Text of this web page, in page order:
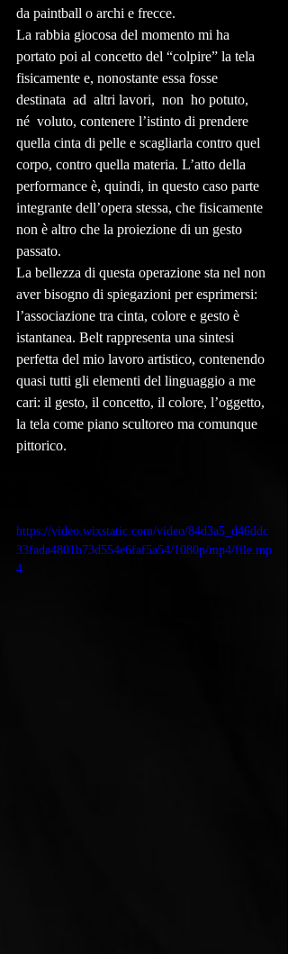
da paintball o archi e frecce.
La rabbia giocosa del momento mi ha
portato poi al concetto del “colpire” la tela
fisicamente e, nonostante essa fosse
destinata  ad  altri lavori,  non  ho potuto,
né  voluto, contenere l’istinto di prendere
quella cinta di pelle e scagliarla contro quel
corpo, contro quella materia. L’atto della
performance è, quindi, in questo caso parte
integrante dell’opera stessa, che fisicamente
non è altro che la proiezione di un gesto
passato.
La bellezza di questa operazione sta nel non
aver bisogno di spiegazioni per esprimersi:
l’associazione tra cinta, colore e gesto è
istantanea. Belt rappresenta una sintesi
perfetta del mio lavoro artistico, contenendo
quasi tutti gli elementi del linguaggio a me
cari: il gesto, il concetto, il colore, l’oggetto,
la tela come piano scultoreo ma comunque
pittorico.
https://video.wixstatic.com/video/84d3a5_d46ddc
33fada4801b73d554e6faf5a54/1080p/mp4/file.mp
4